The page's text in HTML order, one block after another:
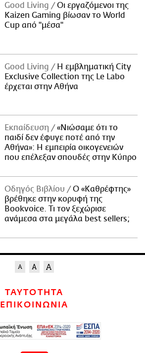
Good Living
Οι εργαζόμενοι της
Kaizen Gaming βίωσαν το World
Cup από "μέσα"
Good Living
Η εμβληματική City
Exclusive Collection της Le Labo
έρχεται στην Αθήνα
Εκπαίδευση
«Νιώσαμε ότι το
παιδί δεν έφυγε ποτέ από την
Αθήνα»: Η εμπειρία οικογενειών
που επέλεξαν σπουδές στην Κύπρο
Οδηγός Βιβλίου
Ο «Καθρέφτης»
βρέθηκε στην κορυφή της
Bookvoice. Τι τον ξεχώρισε
ανάμεσα στα μεγάλα best sellers;
ΤΑΥΤΟΤΗΤΑ
ΕΠΙΚΟΙΝΩΝΙΑ